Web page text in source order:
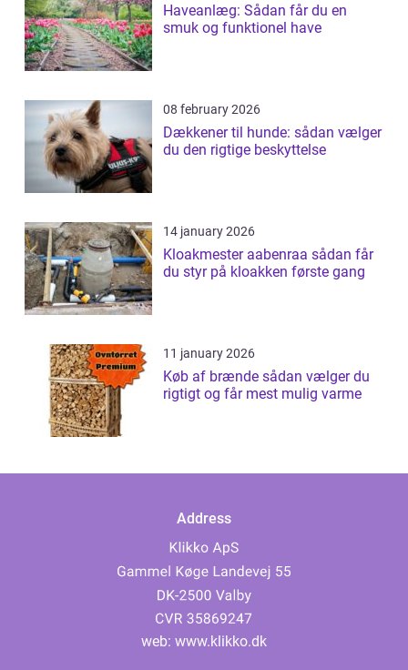
Haveanlæg: Sådan får du en
smuk og funktionel have
08 february 2026
Dækkener til hunde: sådan vælger
du den rigtige beskyttelse
14 january 2026
Kloakmester aabenraa sådan får
du styr på kloakken første gang
11 january 2026
Køb af brænde sådan vælger du
rigtigt og får mest mulig varme
Address
web: www.klikko.dk